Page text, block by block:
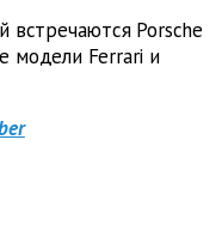
Porsche
модели Ferrari и